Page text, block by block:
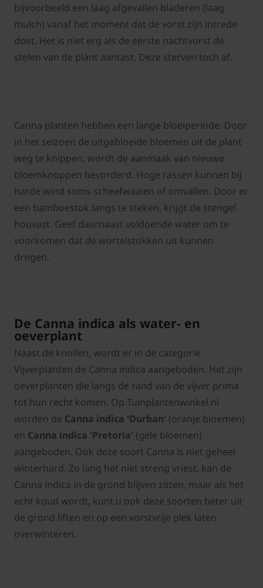
bijvoorbeeld een laag afgevallen bladeren (laag
mulch) vanaf het moment dat de vorst zijn intrede
doet. Het is niet erg als de eerste nachtvorst de
stelen van de plant aantast. Deze sterven toch af.
Canna planten hebben een lange bloeiperiode. Door
in het seizoen de uitgebloeide bloemen uit de plant
weg te knippen, wordt de aanmaak van nieuwe
bloemknoppen bevorderd. Hoge rassen kunnen bij
harde wind soms scheefwaaien of omvallen. Door er
een bamboestok langs te steken, krijgt de stengel
houvast. Geef daarnaast voldoende water om te
voorkomen dat de wortelstokken uit kunnen
drogen.
De Canna indica als water- en
oeverplant
Naast de knollen, wordt er in de categorie
Vijverplanten de Canna indica aangeboden. Het zijn
oeverplanten die langs de rand van de vijver prima
tot hun recht komen. Op Tuinplantenwinkel.nl
worden de Canna indica 'Durban' (oranje bloemen)
en Canna indica 'Pretoria' (gele bloemen)
aangeboden. Ook deze soort Canna is niet geheel
winterhard. Zo lang het niet streng vriest, kan de
Canna indica in de grond blijven zitten, maar als het
echt koud wordt, kunt u ook deze soorten beter uit
de grond liften en op een vorstvrije plek laten
overwinteren.